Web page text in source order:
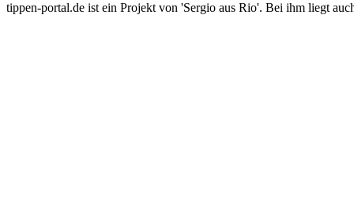
tippen-portal.de ist ein Projekt von 'Sergio aus Rio'. Bei ihm liegt